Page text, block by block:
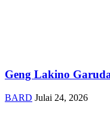
Geng Lakino
BARD Julai 24, 2026